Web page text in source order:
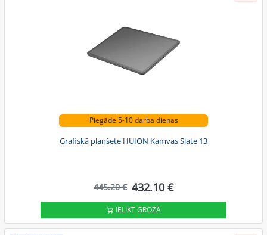
Piegāde 5-10 darba dienas
Grafiskā planšete HUION Kamvas Slate 13
445.20 € 432.10 €
IELIKT GROZĀ